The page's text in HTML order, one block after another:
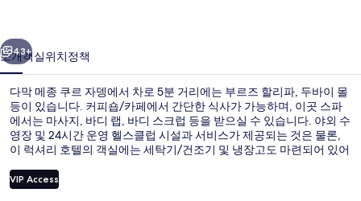
뎅
의
사
진
갤
러
다음
43+
소개객실위치정책
다막 메종 쿠르 자뎅에서 차로 5분 거리에는 부르즈 할리파, 두바이 몰
등이 있습니다. 커피숍/카페에서 간단한 식사가 가능하며, 이곳 스파
에서는 마사지, 바디 랩, 바디 스크럽 등을 받으실 수 있습니다. 야외 수
영장 및 24시간 운영 헬스클럽 시설과 서비스가 제공되는 것은 물론,
이 럭셔리 호텔의 객실에는 세탁기/건조기 및 냉장고도 마련되어 있어
Business Bay 역에서는 14분 거리에 있어 대중 교통편을 이용하기 편
리합니다.
VIP Access